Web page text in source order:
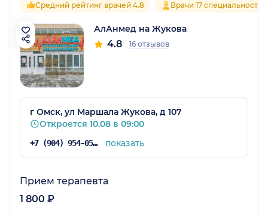
Средний рейтинг врачей 4.8 Врачи 17 специальностей
АлАнмед на Жукова
4.8 16 отзывов
г Омск, ул Маршала Жукова, д 107
Откроется 10.08 в 09:00
+7 (904) 954-05-74 показать
Прием терапевта
1 800 ₽